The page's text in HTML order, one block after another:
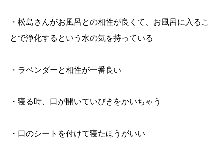
・松島さんがお風呂との相性が良くて、お風呂に入るこ
とで浄化するという水の気を持っている
・ラベンダーと相性が一番良い
・寝る時、口が開いていびきをかいちゃう
・口のシートを付けて寝たほうがいい